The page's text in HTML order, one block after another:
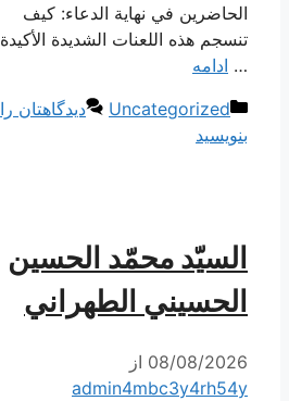
الحاضرين‌ في‌ نهاية‌ الدعاء: كيف‌
تنسجم‌ هذه‌ اللعنات‌ الشديدة‌ الأكيدة‌
… ادامه
دسته‌ها
Uncategorized
دیدگاهتان را
بنویسید
السيّد محمّد الحسين
الحسيني الطهراني
08/08/2026 از
admin4mbc3y4rh54y